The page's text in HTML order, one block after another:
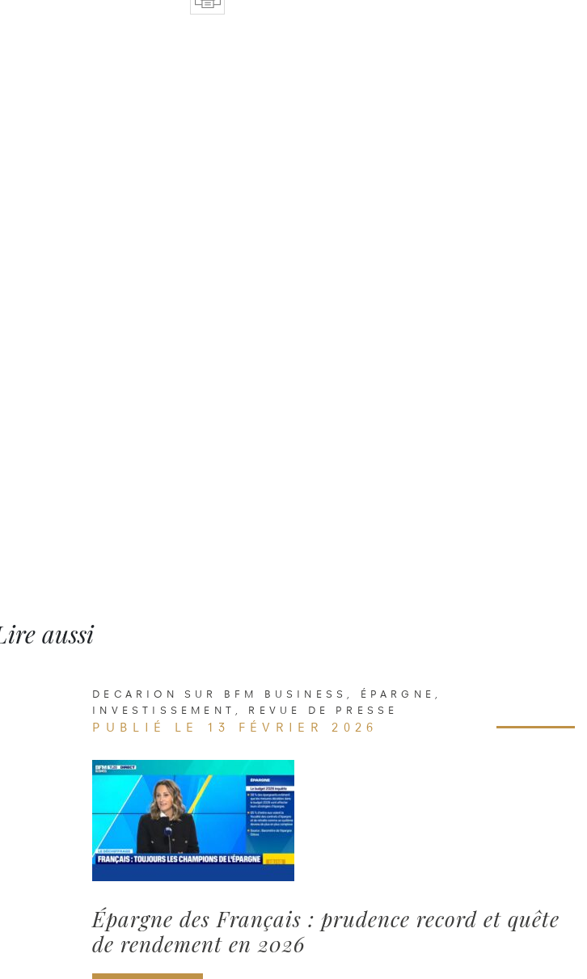
aussi
DECARION SUR BFM BUSINESS ÉPARGNE
INVESTISSEMENT
REVUE DE PRESSE
PUBLIÉ LE 13 FÉVRIER 2026
Épargne des Français : prudence record et quête
de rendement en 2026